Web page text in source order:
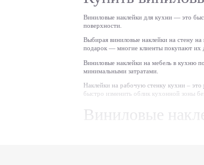
Виниловые наклейки для кухни — это
поверхности.
Выбирая виниловые наклейки на стену
подарок — многие клиенты покупают их
Виниловые наклейки на мебель в кухню
минимальными затратами.
Наклейки на рабочую стенку кухни – это
быстро изменить облик кухонной зоны
Виниловые